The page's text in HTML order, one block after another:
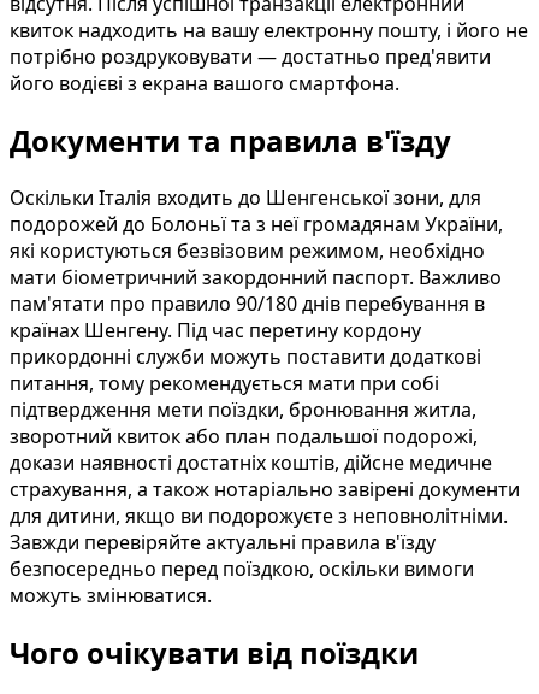
квиток надходить на вашу електронну пошту, і його не
потрібно роздруковувати — достатньо пред'явити
його водієві з екрана вашого смартфона.
Документи та правила в'їзду
Оскільки Італія входить до Шенгенської зони, для
подорожей до Болоньї та з неї громадянам України,
які користуються безвізовим режимом, необхідно
мати біометричний закордонний паспорт. Важливо
пам'ятати про правило 90/180 днів перебування в
країнах Шенгену. Під час перетину кордону
прикордонні служби можуть поставити додаткові
питання, тому рекомендується мати при собі
підтвердження мети поїздки, бронювання житла,
зворотний квиток або план подальшої подорожі,
докази наявності достатніх коштів, дійсне медичне
страхування, а також нотаріально завірені документи
для дитини, якщо ви подорожуєте з неповнолітніми.
Завжди перевіряйте актуальні правила в'їзду
безпосередньо перед поїздкою, оскільки вимоги
можуть змінюватися.
Чого очікувати від поїздки